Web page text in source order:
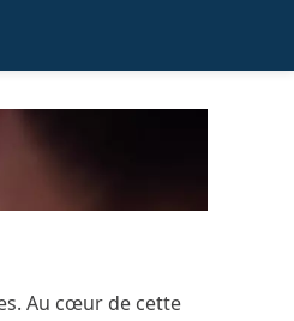
Au cœur de cette